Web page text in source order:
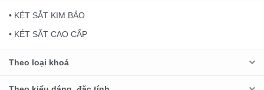
• KÉT SẮT KIM BẢO
• KÉT SẮT CAO CẤP
Theo loại khoá